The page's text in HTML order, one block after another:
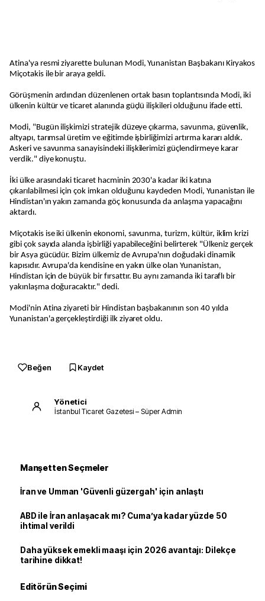
Atina'ya resmi ziyarette bulunan Modi, Yunanistan Başbakanı Kiryakos
Miçotakis ile bir araya geldi.
Görüşmenin ardından düzenlenen ortak basın toplantısında Modi, iki
ülkenin kültür ve ticaret alanında güçlü ilişkileri olduğunu ifade etti.
Modi, "Bugün ilişkimizi stratejik düzeye çıkarma, savunma, güvenlik,
altyapı, tarımsal üretim ve eğitimde işbirliğimizi artırma kararı aldık.
Askeri ve savunma sanayisindeki ilişkilerimizi güçlendirmeye karar
verdik." diye konuştu.
İki ülke arasındaki ticaret hacminin 2030'a kadar iki katına
çıkarılabilmesi için çok imkan olduğunu kaydeden Modi, Yunanistan ile
Hindistan'ın yakın zamanda göç konusunda da anlaşma yapacağını
aktardı.
Miçotakis ise iki ülkenin ekonomi, savunma, turizm, kültür, iklim krizi
gibi çok sayıda alanda işbirliği yapabileceğini belirterek "Ülkeniz gerçek
bir Asya gücüdür. Bizim ülkemiz de Avrupa'nın doğudaki dinamik
kapısıdır. Avrupa'da kendisine en yakın ülke olan Yunanistan,
Hindistan için de büyük bir fırsattır. Bu aynı zamanda iki taraflı bir
yakınlaşma doğuracaktır." dedi.
Modi'nin Atina ziyareti bir Hindistan başbakanının son 40 yılda
Yunanistan'a gerçekleştirdiği ilk ziyaret oldu.
Beğen Kaydet
Yönetici
İstanbul Ticaret Gazetesi – Süper Admin
Manşetten Seçmeler
İran ve Umman 'Güvenli güzergah' için anlaştı
ABD ile İran anlaşacak mı? Cuma’ya kadar yüzde 50
ihtimal verildi
Daha yüksek emekli maaşı için 2026 avantajı: Dilekçe
tarihine dikkat!
Editörün Seçimi